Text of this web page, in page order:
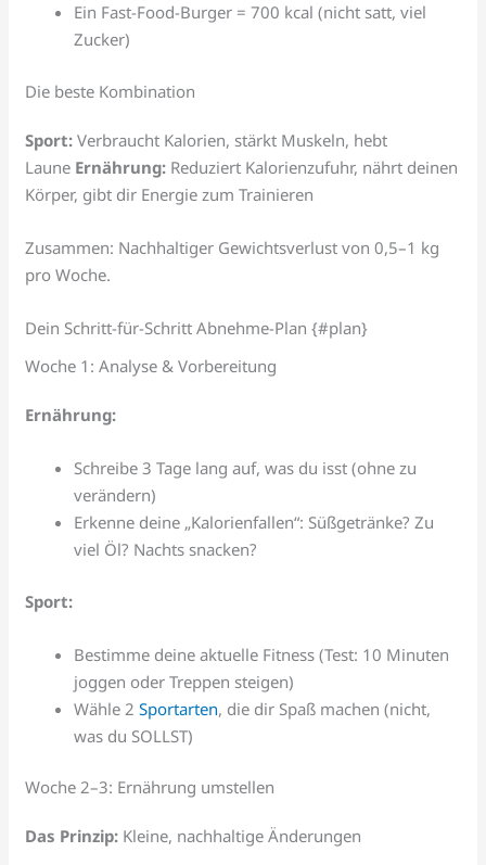
Ein Fast-Food-Burger = 700 kcal (nicht satt, viel
Zucker)
Die beste Kombination
Sport: Verbraucht Kalorien, stärkt Muskeln, hebt
Laune Ernährung: Reduziert Kalorienzufuhr, nährt deinen
Körper, gibt dir Energie zum Trainieren
Zusammen: Nachhaltiger Gewichtsverlust von 0,5–1 kg
pro Woche.
Dein Schritt-für-Schritt Abnehme-Plan {#plan}
Woche 1: Analyse & Vorbereitung
Ernährung:
Schreibe 3 Tage lang auf, was du isst (ohne zu
verändern)
Erkenne deine „Kalorienfallen“: Süßgetränke? Zu
viel Öl? Nachts snacken?
Sport:
Bestimme deine aktuelle Fitness (Test: 10 Minuten
joggen oder Treppen steigen)
Wähle 2Sportarten, die dir Spaß machen (nicht,
was du SOLLST)
Woche 2–3: Ernährung umstellen
Das Prinzip: Kleine, nachhaltige Änderungen